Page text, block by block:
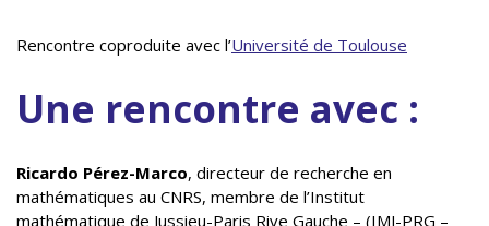
Rencontre coproduite avec l’Université de Toulouse
Une rencontre avec :
Ricardo Pérez-Marco, directeur de recherche en
mathématiques au CNRS, membre de l’Institut
mathématique de Jussieu-Paris Rive Gauche – (IMJ-PRG –